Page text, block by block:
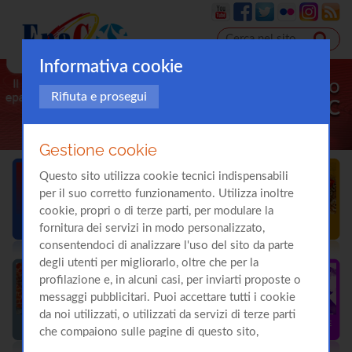
Il sito
Epatite C
Informativa cookie
Rifiuta e prosegui
Gestione cookie
Questo sito utilizza cookie tecnici indispensabili
per il suo corretto funzionamento. Utilizza inoltre
cookie, propri o di terze parti, per modulare la
fornitura dei servizi in modo personalizzato,
consentendoci di analizzare l'uso del sito da parte
degli utenti per migliorarlo, oltre che per la
profilazione e, in alcuni casi, per inviarti proposte o
messaggi pubblicitari. Puoi accettare tutti i cookie
da noi utilizzati, o utilizzati da servizi di terze parti
che compaiono sulle pagine di questo sito,
premendo il pulsante "Accetta tutti i cookie"